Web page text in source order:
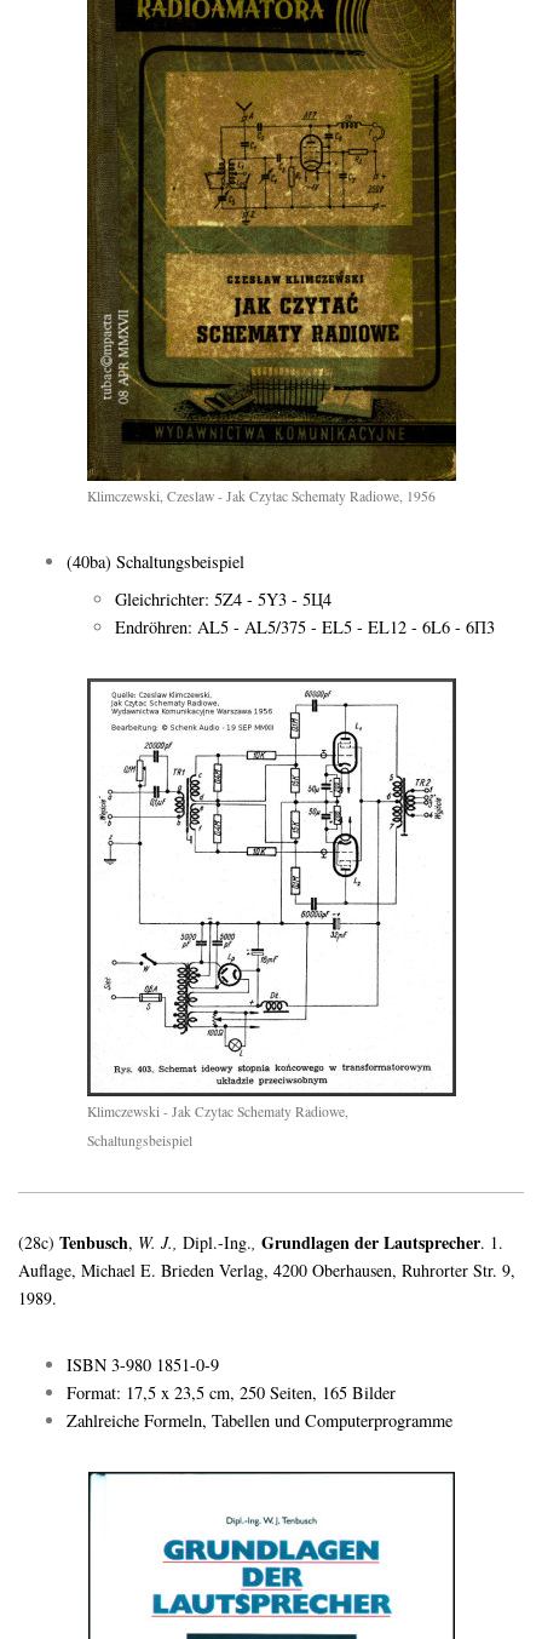
Klimczewski, Czeslaw - Jak Czytac Schematy Radiowe, 1956
(40ba) Schaltungsbeispiel
Gleichrichter: 5Z4 - 5Y3 - 5Ц4
Endröhren: AL5 - AL5/375 - EL5 - EL12 - 6L6 - 6П3
Klimczewski - Jak Czytac Schematy Radiowe,
Schaltungsbeispiel
(28c) Tenbusch, W. J., Dipl.-Ing., Grundlagen der Lautsprecher. 1.
Auflage, Michael E. Brieden Verlag, 4200 Oberhausen, Ruhrorter Str. 9,
1989.
ISBN 3-980 1851-0-9
Format: 17,5 x 23,5 cm, 250 Seiten, 165 Bilder
Zahlreiche Formeln, Tabellen und Computerprogramme